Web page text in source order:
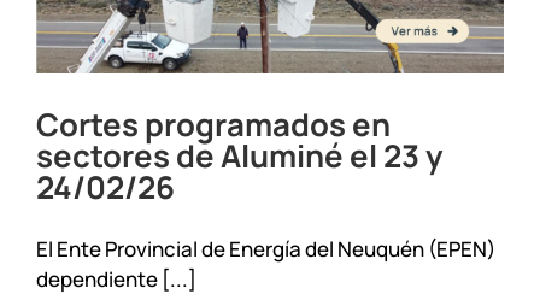
Cortes programados en
sectores de Aluminé el 23 y
24/02/26
El Ente Provincial de Energía del Neuquén (EPEN)
dependiente [...]